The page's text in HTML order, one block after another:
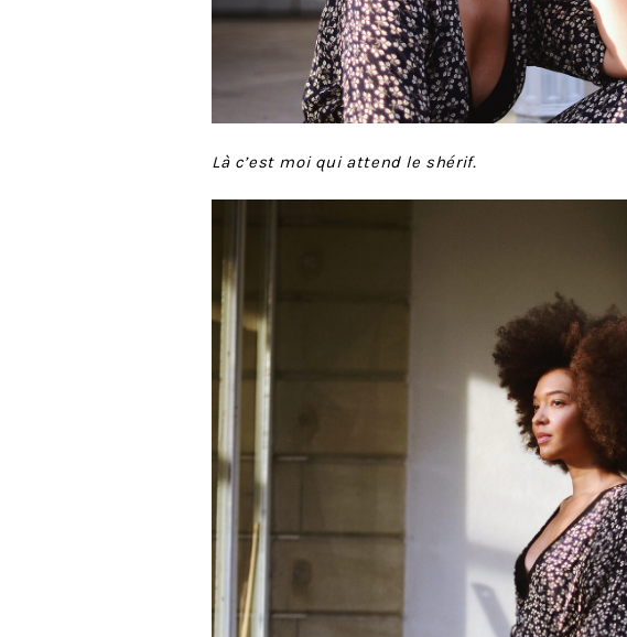
Là c’est moi qui attend le shérif.